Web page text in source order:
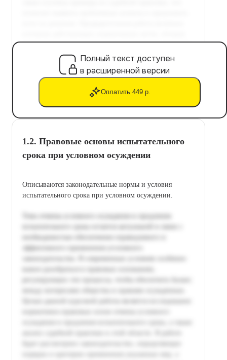
Полный текст доступен
в расширенной версии
Оплатить 449 р.
1.2. Правовые основы испытательного
срока при условном осуждении
Описываются законодательные нормы и условия
испытательного срока при условном осуждении.